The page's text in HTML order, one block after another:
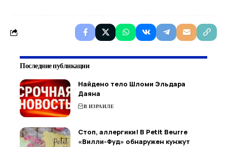
Последние публикации
Найдено тело Шломи Эльдара
Даяна
В ИЗРАИЛЕ
Стоп, аллергики! В Petit Beurre
«Вилли-Фуд» обнаружен кунжут